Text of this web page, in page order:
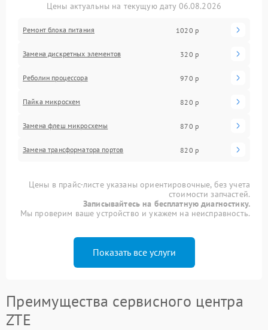
Цены актуальны на текущую дату 06.08.2026
Ремонт блока питания 1020 р
Замена дискретных элементов 320 р
Реболин процессора 970 р
Пайка микросхем 820 р
Замена флеш микросхемы 870 р
Замена трансформатора портов 820 р
Цены в прайс-листе указаны ориентировочные, без учета
стоимости запчастей.
Записывайтесь на бесплатную диагностику.
Мы проверим ваше устройство и укажем на неисправность.
Показать все услуги
Преимущества сервисного центра
ZTE